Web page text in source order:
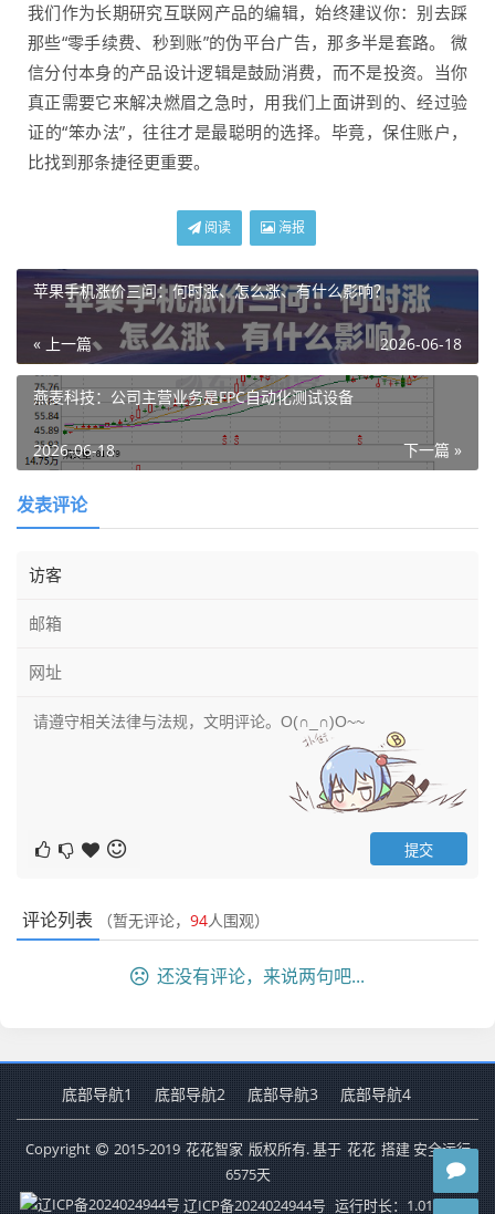
我们作为长期研究互联网产品的编辑，始终建议你：别去踩
那些“零手续费、秒到账”的伪平台广告，那多半是套路。 微
信分付本身的产品设计逻辑是鼓励消费，而不是投资。当你
真正需要它来解决燃眉之急时，用我们上面讲到的、经过验
证的“笨办法”，往往才是最聪明的选择。毕竟，保住账户，
比找到那条捷径更重要。
阅读 海报
苹果手机涨价三问：何时涨、怎么涨、有什么影响？
« 上一篇 2026-06-18
燕麦科技：公司主营业务是FPC自动化测试设备
下一篇 »
2026-06-18
发表评论
评论列表 （暂无评论， 94人围观）
还没有评论，来说两句吧...
底部导航1 底部导航2 底部导航3 底部导航4
Copyright 2015-2019 花花智家 版权所有. 基于 花花 搭建 安全运行
6575天
辽ICP备2024024944号 运行时长：1.018秒